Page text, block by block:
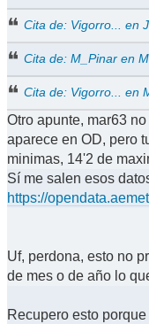
Cita de: Vigorro... en
Cita de: M_Pinar en
Cita de: Vigorro... en
Otro apunte, mar63
aparece en OD, pero
minimas, 14'2 de
Sí me salen esos
https://
Uf, perdona, esto no
de mes o de año lo
Recupero esto